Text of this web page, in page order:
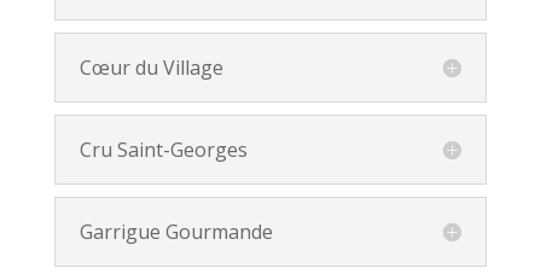
Cœur du Village
Cru Saint-Georges
Garrigue Gourmande